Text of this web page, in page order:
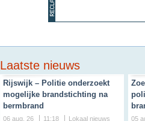
Laatste nieuws
Rijswijk – Politie onderzoekt
mogelijke brandstichting na
bermbrand
06 aug. 26 11:18 Lokaal nieuws 05